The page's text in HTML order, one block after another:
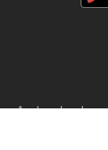
Andere landen: